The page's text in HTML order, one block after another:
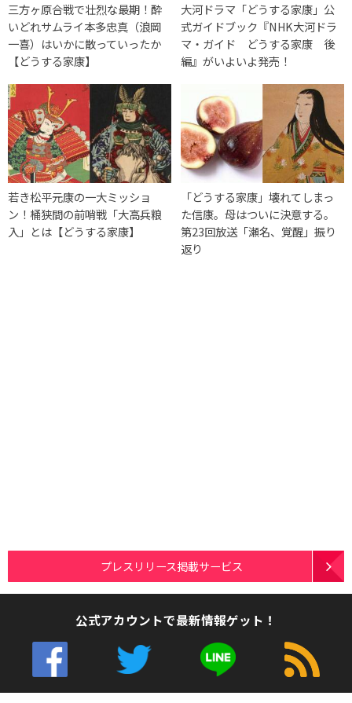
三方ヶ原合戦で壮烈な最期！酔
いどれサムライ本多忠真（浪岡
一喜）はいかに散っていったか
【どうする家康】
大河ドラマ「どうする家康」公
式ガイドブック『NHK大河ドラ
マ・ガイド どうする家康 後
編』がいよいよ発売！
若き松平元康の一大ミッショ
ン！桶狭間の前哨戦「大高兵粮
入」とは【どうする家康】
「どうする家康」壊れてしまっ
た信康。母はついに決意する。
第23回放送「瀬名、覚醒」振り
返り
プレスリリース掲載サービス
公式アカウントで最新情報ゲット！